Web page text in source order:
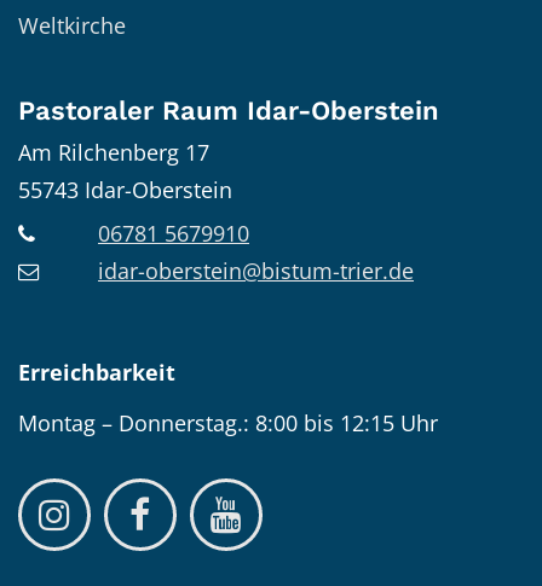
Weltkirche
Pastoraler Raum Idar-Oberstein
Am Rilchenberg 17
55743 Idar-Oberstein
06781 5679910
idar-oberstein@bistum-trier.de
Erreichbarkeit
Montag – Donnerstag.: 8:00 bis 12:15 Uhr